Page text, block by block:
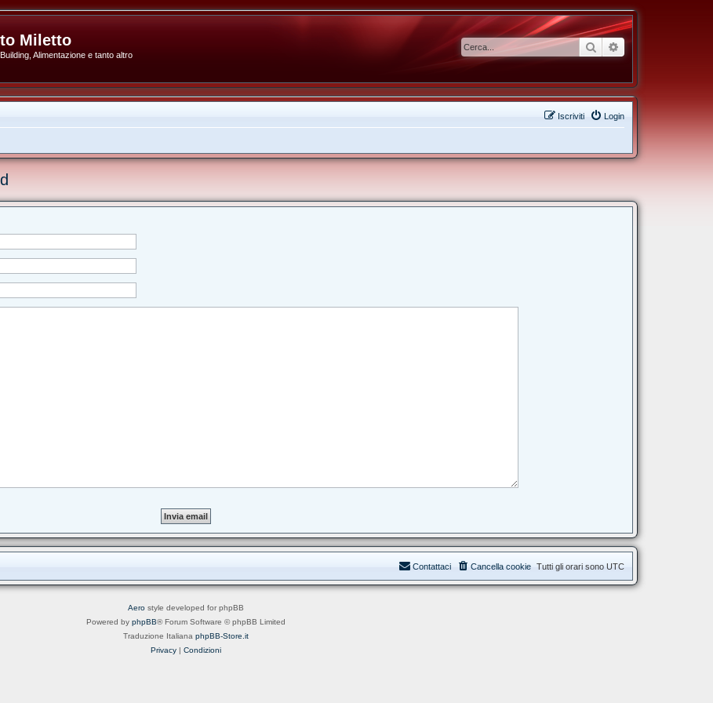
Miletto
Alimentazione e tanto altro
Cerca Ricerca avanzata
Login
Iscriviti
Tutti gli orari sono UTC
Cancella cookie
Contattaci
Aero style developed for phpBB
Powered by phpBB® Forum Software © phpBB Limited
Traduzione Italiana phpBB-Store.it
Privacy | Condizioni